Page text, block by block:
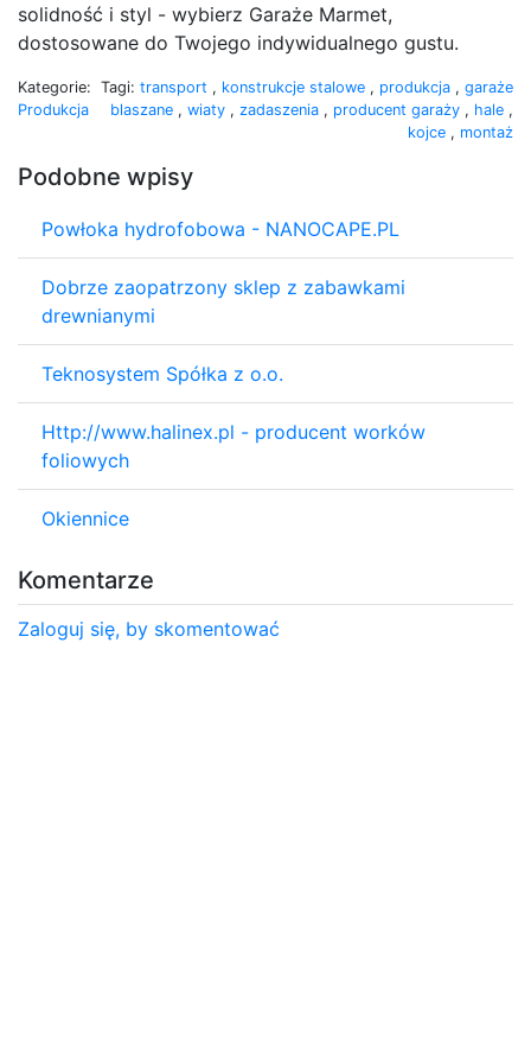
solidność i styl - wybierz Garaże Marmet,
dostosowane do Twojego indywidualnego gustu.
Kategorie:
Produkcja
Tagi: transport , konstrukcje stalowe , produkcja , garaże
blaszane , wiaty , zadaszenia , producent garaży , hale ,
kojce , montaż
Podobne wpisy
Powłoka hydrofobowa - NANOCAPE.PL
Dobrze zaopatrzony sklep z zabawkami
drewnianymi
Teknosystem Spółka z o.o.
Http://www.halinex.pl - producent worków
foliowych
Okiennice
Komentarze
Zaloguj się, by skomentować